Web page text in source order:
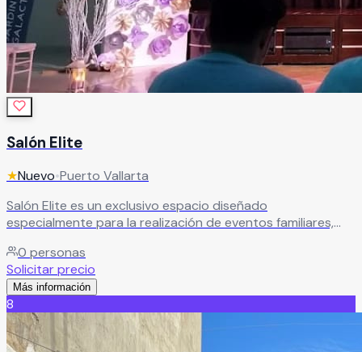
Salón Elite
★Nuevo•Puerto Vallarta
Salón Elite es un exclusivo espacio diseñado
especialmente para la realización de eventos familiares,
moderna infraestructura y los detalles cuidadosamente
pensados en cada área crean una atmósfera elegante,
sofisticada y atractiva, ideal para bodas, XV años,
aniversarios, graduaciones, eventos corporativos,
conferencias y celebraciones especiales.
0 personas
Solicitar precio
Más información
8